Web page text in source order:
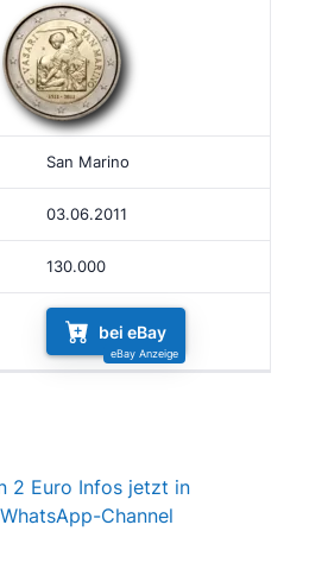
San Marino
03.06.2011
130.000
bei eBay
2 Euro Infos jetzt in
Channel